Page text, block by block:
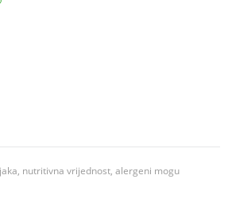
nutritivna vrijednost, alergeni mogu